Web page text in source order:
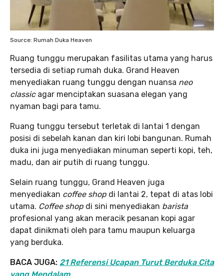
Source: Rumah Duka Heaven
Ruang tunggu merupakan fasilitas utama yang harus
tersedia di setiap rumah duka. Grand Heaven
menyediakan ruang tunggu dengan nuansa neo
classicagar menciptakan suasana elegan yang
nyaman bagi para tamu.
Ruang tunggu tersebut terletak di lantai 1 dengan
posisi di sebelah kanan dan kiri lobi bangunan. Rumah
duka ini juga menyediakan minuman seperti kopi, teh,
madu, dan air putih di ruang tunggu.
Selain ruang tunggu, Grand Heaven juga
menyediakan coffee shop di lantai 2, tepat di atas lobi
utama. Coffee shop di sini menyediakan barista
profesional yang akan meracik pesanan kopi agar
dapat dinikmati oleh para tamu maupun keluarga
yang berduka.
BACA JUGA: 21 Referensi Ucapan Turut Berduka Cita